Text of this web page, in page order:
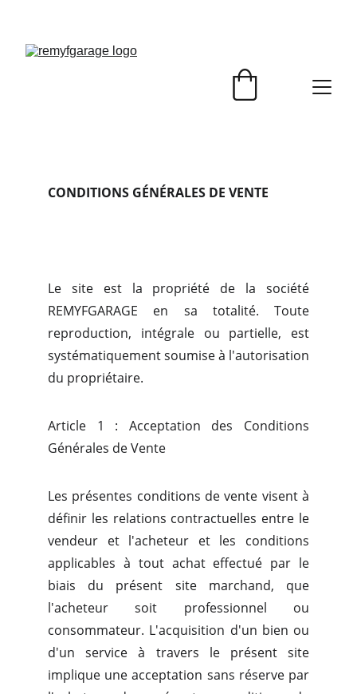
CONDITIONS GÉNÉRALES DE VENTE
Le site est la propriété de la société
REMYFGARAGE en sa totalité. Toute
reproduction, intégrale ou partielle, est
systématiquement soumise à l'autorisation
du propriétaire.
Article 1 : Acceptation des Conditions
Générales de Vente
Les présentes conditions de vente visent à
définir les relations contractuelles entre le
vendeur et l'acheteur et les conditions
applicables à tout achat effectué par le
biais du présent site marchand, que
l'acheteur soit professionnel ou
consommateur. L'acquisition d'un bien ou
d'un service à travers le présent site
implique une acceptation sans réserve par